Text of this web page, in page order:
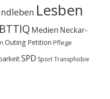
Lesben
Medien Neckar-
Outing Petition Pflege
SPD SportTransphobie